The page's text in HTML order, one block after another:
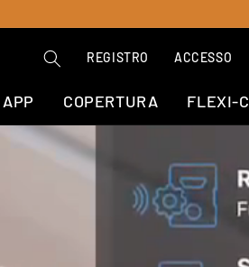
REGISTRO ACCESSO
APP COPERTURA FLEXI-